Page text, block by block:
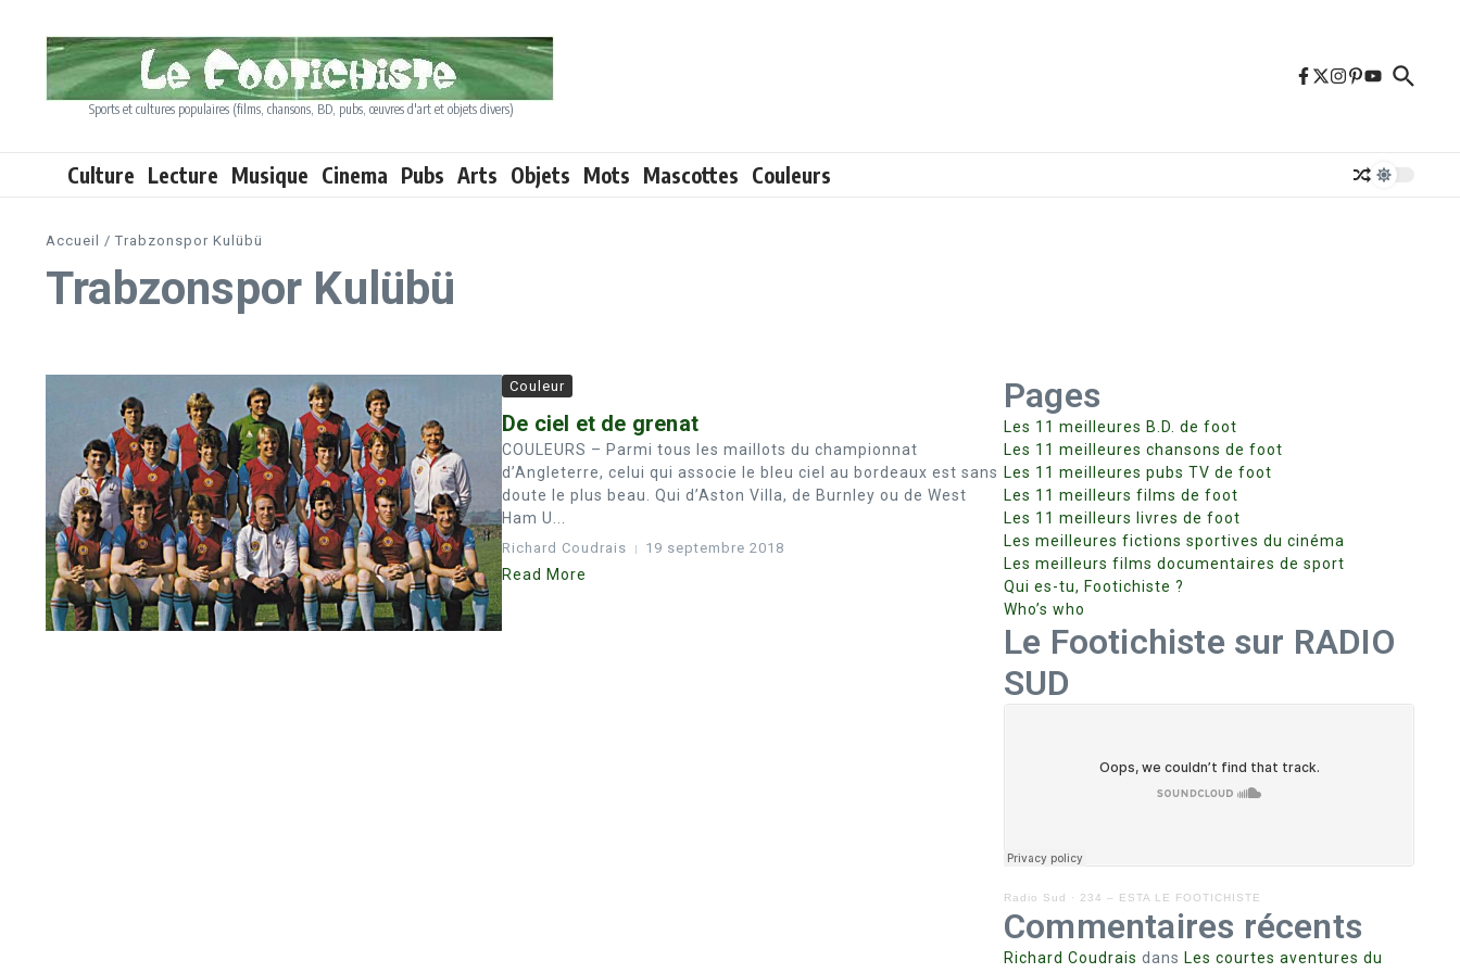
Sports et cultures populaires (films, chansons, BD, pubs, œuvres d'art et objets divers)
Culture Lecture Musique Cinema Pubs Arts Objets Mots Mascottes Couleurs
Accueil / Trabzonspor Kulübü
Trabzonspor Kulübü
Couleur
De ciel et de grenat
COULEURS – Parmi tous les maillots du championnat
d’Angleterre, celui qui associe le bleu ciel au bordeaux est sans
doute le plus beau. Qui d’Aston Villa, de Burnley ou de West
Ham U...
Richard Coudrais 19 septembre 2018
Read More
Pages
Les 11 meilleures B.D. de foot
Les 11 meilleures chansons de foot
Les 11 meilleures pubs TV de foot
Les 11 meilleurs films de foot
Les 11 meilleurs livres de foot
Les meilleures fictions sportives du cinéma
Les meilleurs films documentaires de sport
Qui es-tu, Footichiste ?
Who’s who
Le Footichiste sur RADIO
SUD
Radio Sud · 234 – ESTA LE FOOTICHISTE
Commentaires récents
Richard Coudrais dans Les courtes aventures du